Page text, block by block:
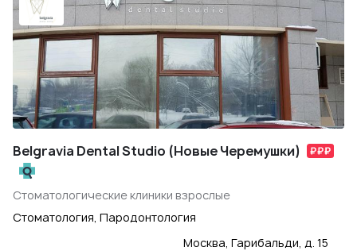
Belgravia Dental Studio (Новые Черемушки)
Стоматологические клиники взрослые
Стоматология, Пародонтология
Москва, Гарибальди, д. 15